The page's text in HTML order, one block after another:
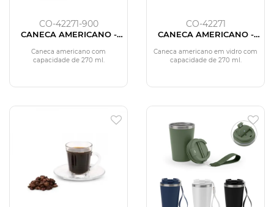
CO-42271-900
CANECA AMERICANO -
Caneca americano com
capacidade de 270 ml.
CO-42271
CANECA AMERICANO -
Caneca americano em vidro com
capacidade de 270 ml.